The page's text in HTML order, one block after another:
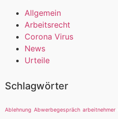
Allgemein
Arbeitsrecht
Corona Virus
News
Urteile
Schlagwörter
Ablehnung Abwerbegespräch arbeitnehmer